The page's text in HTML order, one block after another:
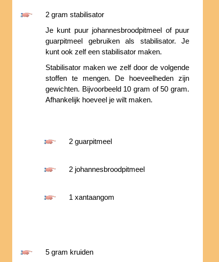
2 gram stabilisator
Je kunt puur johannesbroodpitmeel of puur
guarpitmeel gebruiken als stabilisator. Je
kunt ook zelf een stabilisator maken.
Stabilisator maken we zelf door de volgende
stoffen te mengen. De hoeveelheden zijn
gewichten. Bijvoorbeeld 10 gram of 50 gram.
Afhankelijk hoeveel je wilt maken.
2 guarpitmeel
2 johannesbroodpitmeel
1 xantaangom
5 gram kruiden